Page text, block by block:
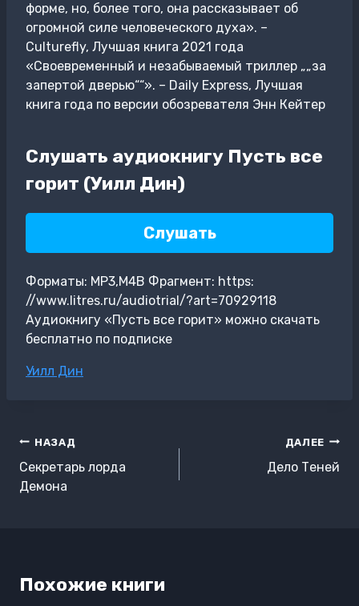
форме, но, более того, она рассказывает об
огромной силе человеческого духа». –
Culturefly, Лучшая книга 2021 года
«Своевременный и незабываемый триллер „„за
запертой дверью““». – Daily Express, Лучшая
книга года по версии обозревателя Энн Кейтер
Слушать аудиокнигу Пусть все
горит (Уилл Дин)
Слушать
Форматы: MP3,M4B Фрагмент: https:
//www.litres.ru/audiotrial/?art=70929118
Аудиокнигу «Пусть все горит» можно скачать
бесплатно по подписке
Метки
Уилл Дин
Навигация
по
записям
НАЗАД
Секретарь лорда
Демона
ДАЛЕЕ
Дело Теней
Похожие книги